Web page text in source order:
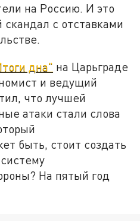
на Россию. И это
с отставками
дна" на Царьграде
и ведущий
что лучшей
атаки стали слова
быть, стоит создать
На пятый год